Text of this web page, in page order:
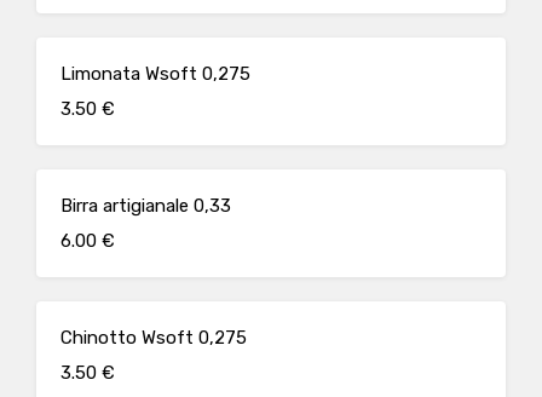
Limonata Wsoft 0,275
3.50 €
Birra artigianale 0,33
6.00 €
Chinotto Wsoft 0,275
3.50 €